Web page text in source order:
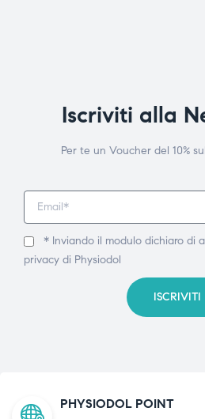
Iscriviti alla
Per te un Voucher del 10%
* Inviando il modulo dichiaro di
privacy di Physiodol
ISCRIVITI
PHYSIODOL POINT